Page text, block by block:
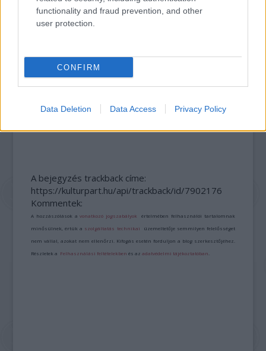
functionality and fraud prevention, and other
user protection.
CONFIRM
Data Deletion Data Access Privacy Policy
NYOMÁBAN MAGYAR ELŐZETESE
SZÁGULDÁS, SÁRKÁNYOK, ROSSZFIÚK – A NYÁR
A bejegyzés trackback címe:
https://kulturpart.hu/api/trackback/id/7902176
Kommentek:
A hozzászólások avonatkozó jogszabályok értelmében felhasználói tartalomnak
minősülnek, értük a szolgáltatás technikai üzemeltetője semmilyen felelősséget
nem vállal, azokat nem ellenőrzi. Kifogás esetén forduljon a blog szerkesztőjéhez.
Részletek a Felhasználási feltételekben és azadatvédelmi tájékoztatóban